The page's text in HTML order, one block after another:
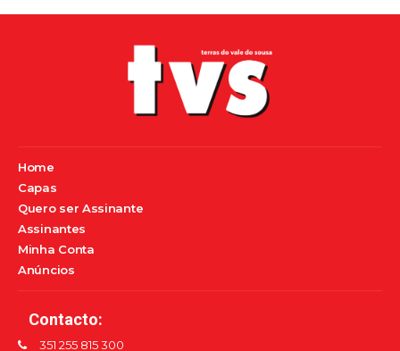
Home
Capas
Quero ser Assinante
Assinantes
Minha Conta
Anúncios
Contacto:
351 255 815 300